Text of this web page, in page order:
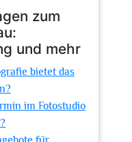
zum
und mehr
bietet das
im Fotostudio